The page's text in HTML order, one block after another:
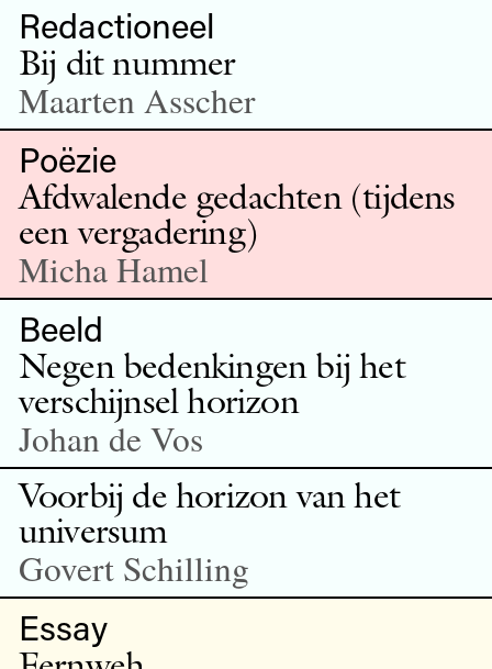
Redactioneel
Bij dit nummer
Maarten Asscher
Poëzie
Afdwalende gedachten (tijdens
een vergadering)
Micha Hamel
Beeld
Negen bedenkingen bij het
verschijnsel horizon
Johan de Vos
Voorbij de horizon van het
universum
Govert Schilling
Essay